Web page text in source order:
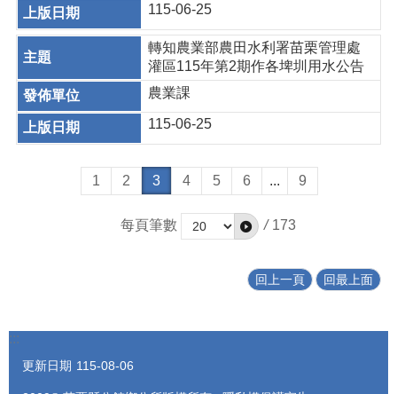
115-06-25
轉知農業部農田水利署苗栗管理處
灌區115年第2期作各埤圳用水公告
農業課
115-06-25
1 2 3 4 5 6 ... 9
每頁筆數 / 173
回上一頁 回最上面
:::
更新日期 115-08-06